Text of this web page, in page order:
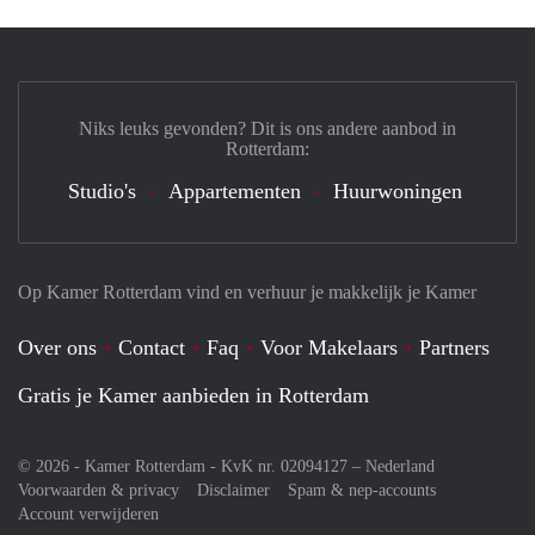
Op Kamer Rotterdam vind en verhuur je makkelijk je Kamer
Over ons Contact Faq Voor Makelaars
Partners
Gratis je Kamer aanbieden in Rotterdam
© 2026 - Kamer Rotterdam - KvK nr. 02094127 – Nederland
Voorwaarden & privacy
Disclaimer
Spam & nep-accounts
Account verwijderen
Niks leuks gevonden? Dit is ons andere aanbod in
Rotterdam:
Studio's Appartementen Huurwoningen